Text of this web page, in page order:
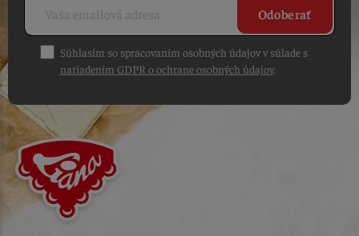
Odoberať
Súhlasím so spracovaním osobných údajov v súlade s
nariadením GDPR o ochrane osobných údajov.